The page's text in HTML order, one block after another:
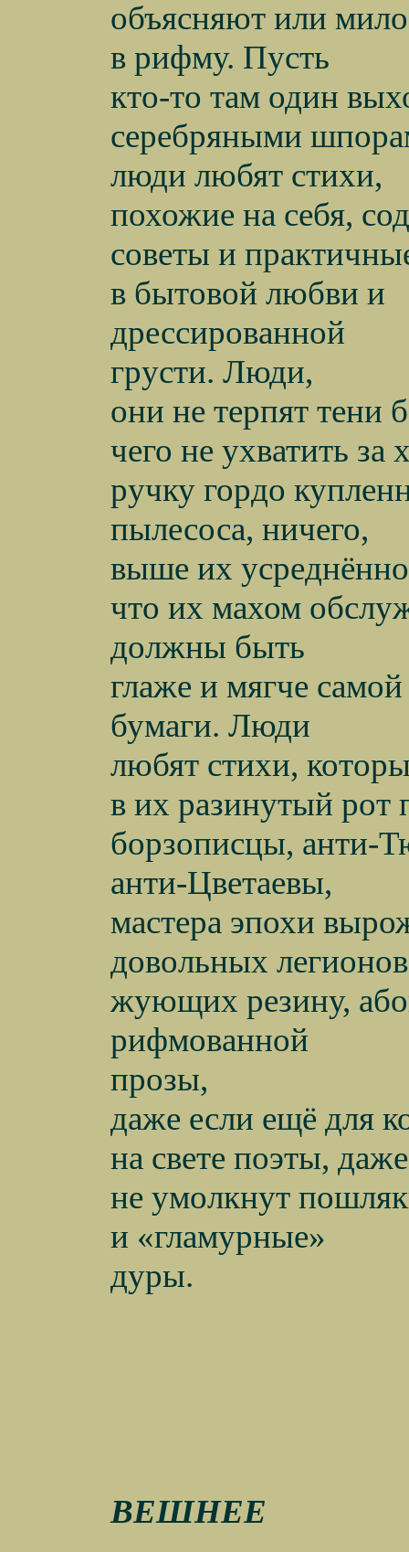
объясняют или
в рифму. Пусть
кто-то там один
серебряными
люди любят стихи,
похожие на себя,
советы и
в бытовой любви и
дрессированной
грусти. Люди,
они не терпят тени
чего не ухватить за
ручку гордо
пылесоса, ничего,
выше их
что их махом
должны быть
глаже и мягче
бумаги. Люди
любят стихи,
в их разинутый рот
борзописцы, анти-
анти-Цветаевы,
мастера эпохи
довольных
жующих резину,
рифмованной
прозы,
даже если ещё для
на свете поэты,
не умолкнут
и «гламурные»
дуры.
ВЕШНЕЕ